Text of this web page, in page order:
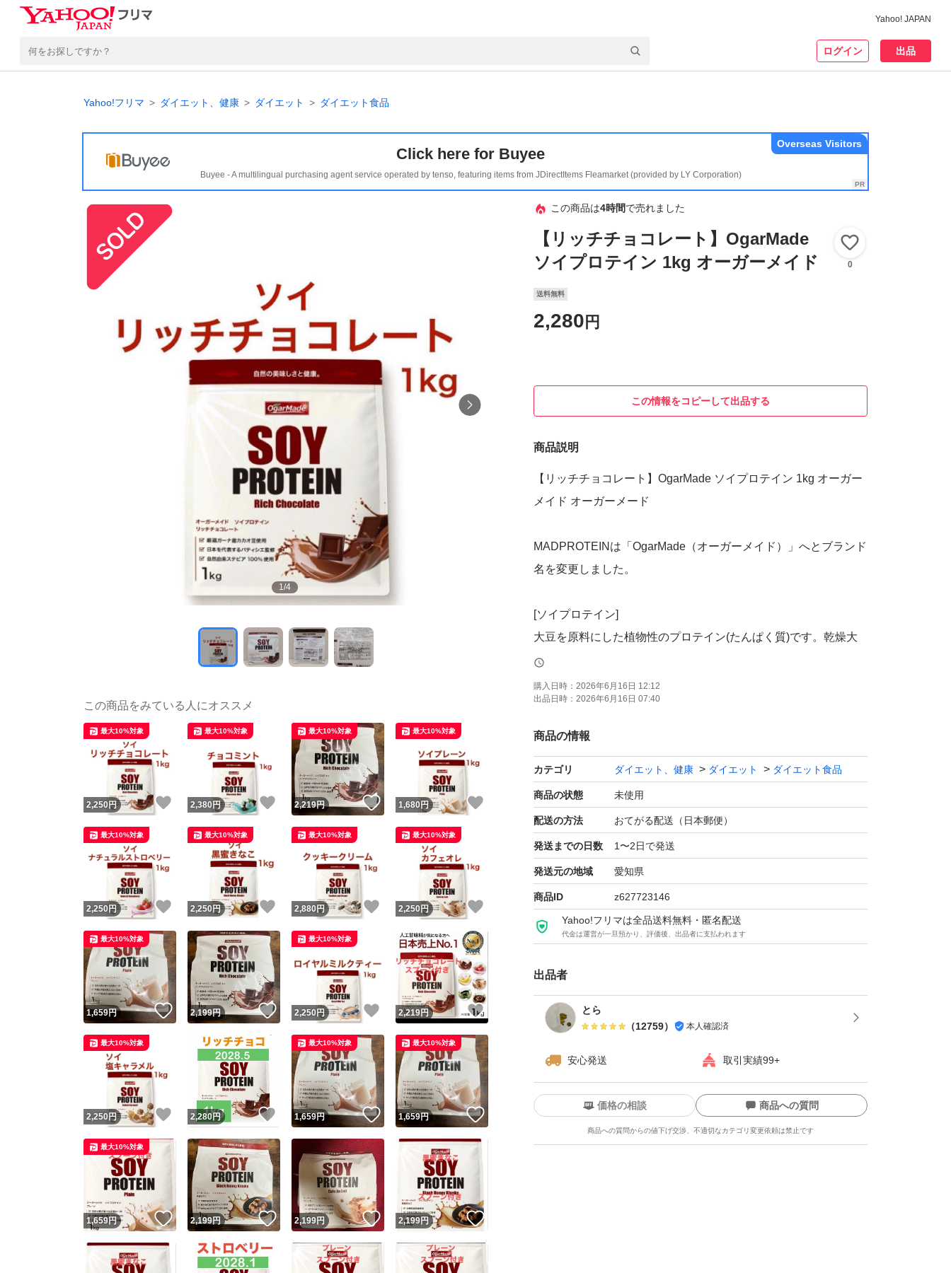
Yahoo! JAPAN
ログイン 出品
Yahoo!フリマ ダイエット、健康 ダイエット ダイエット食品
Click here for Buyee
Buyee - A multilingual purchasing agent service operated by tenso, featuring items from JDirectItems Fleamarket (provided by LY Corporation)
Overseas Visitors
1/4
この商品は4時間で売れました
【リッチチョコレート】OgarMade
ソイプロテイン 1kg オーガーメイド
0
送料無料
2,280 円
この情報をコピーして出品する
商品説明
【リッチチョコレート】OgarMade ソイプロテイン 1kg オーガー
メイド オーガーメード
MADPROTEINは「OgarMade（オーガーメイド）」へとブランド
名を変更しました。
[ソイプロテイン]
大豆を原料にした植物性のプロテイン(たんぱく質)です。乾燥大
豆の約30％がタンパク質であり、9種類の必須アミノ酸が含まれ
ているのが特徴です。
[原料へのこだわり]
[ダイエット]
ソイプロテインは食物繊維が豊富で腹持ちがよく満足感を得やす
い為、ダイエットしたい方にもオススメです。
[お召し上がり方]
付属スプーン山盛り1杯(1食20g)に水や牛乳、お好きな飲料に混ぜ
てお召し上がり下さい。
OgarMade ソイプロテイン 人工甘味料不使用 国内製造 大豆 植物
性プロテイン 日本を代表するパティシエ監修 (リッチチョコレー
ト, 1kg)
購入日時： 2026年6月16日 12:12
出品日時： 2026年6月16日 07:40
商品の情報
カテゴリ ダイエット、健康 ダイエット ダイエット食品
商品の状態 未使用
配送の方法 おてがる配送（日本郵便）
発送までの日数 1〜2日で発送
発送元の地域 愛知県
商品ID z627723146
Yahoo!フリマは全品送料無料・匿名配送
代金は運営が一旦預かり、評価後、出品者に支払われます
出品者
とら
（12759） 本人確認済
安心発送 取引実績99+
価格の相談 商品への質問
商品への質問からの値下げ交渉、不適切なカテゴリ変更依頼は禁止です
この商品をみている人にオススメ
2,250 円 いいね！
最大10%対象
2,380 円 いいね！
最大10%対象
2,219円 いいね！
最大10%対象
1,680 円
最大10%対象
2,250 円 いいね！
最大10%対象
2,250円 いいね！
最大10%対象
2,880 円 いいね！
最大10%対象
2,250 円
最大10%対象
1,659円 いいね！
最大10%対象
2,199円 いいね！
2,250 円 いいね！
最大10%対象
2,219円
2,250 円 いいね！
最大10%対象
2,280円 いいね！
1,659円 いいね！
最大10%対象
1,659円
最大10%対象
1,659円 いいね！
最大10%対象
2,199円 いいね！
2,199円 いいね！
2,199円